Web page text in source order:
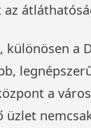
az
különösen a
a
üzlet